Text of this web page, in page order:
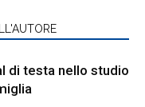
di testa nello studio